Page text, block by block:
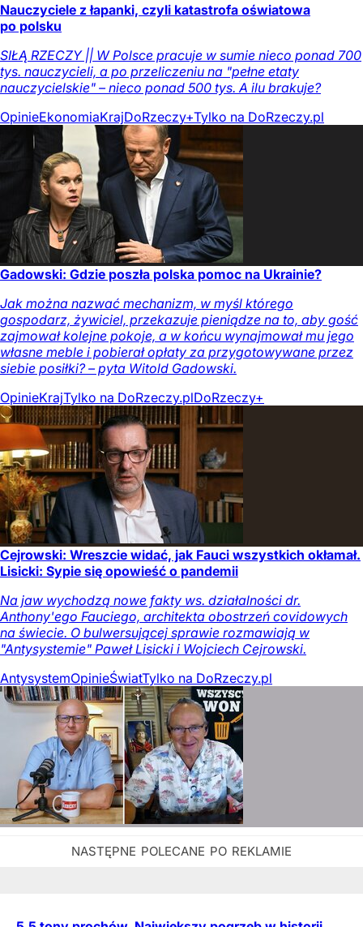
Nauczyciele z łapanki, czyli katastrofa oświatowa
po polsku
SIŁĄ RZECZY || W Polsce pracuje w sumie nieco ponad 700
tys. nauczycieli, a po przeliczeniu na "pełne etaty
nauczycielskie" – nieco ponad 500 tys. A ilu brakuje?
OpinieEkonomiaKrajDoRzeczy+Tylko na DoRzeczy.pl
Gadowski: Gdzie poszła polska pomoc na Ukrainie?
Jak można nazwać mechanizm, w myśl którego
gospodarz, żywiciel, przekazuje pieniądze na to, aby gość
zajmował kolejne pokoje, a w końcu wynajmował mu jego
własne meble i pobierał opłaty za przygotowywane przez
siebie posiłki? – pyta Witold Gadowski.
OpinieKrajTylko na DoRzeczy.plDoRzeczy+
Cejrowski: Wreszcie widać, jak Fauci wszystkich okłamał.
Lisicki: Sypie się opowieść o pandemii
Na jaw wychodzą nowe fakty ws. działalności dr.
Anthony'ego Fauciego, architekta obostrzeń covidowych
na świecie. O bulwersującej sprawie rozmawiają w
"Antysystemie" Paweł Lisicki i Wojciech Cejrowski.
AntysystemOpinieŚwiatTylko na DoRzeczy.pl